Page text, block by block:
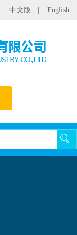
中文版 English